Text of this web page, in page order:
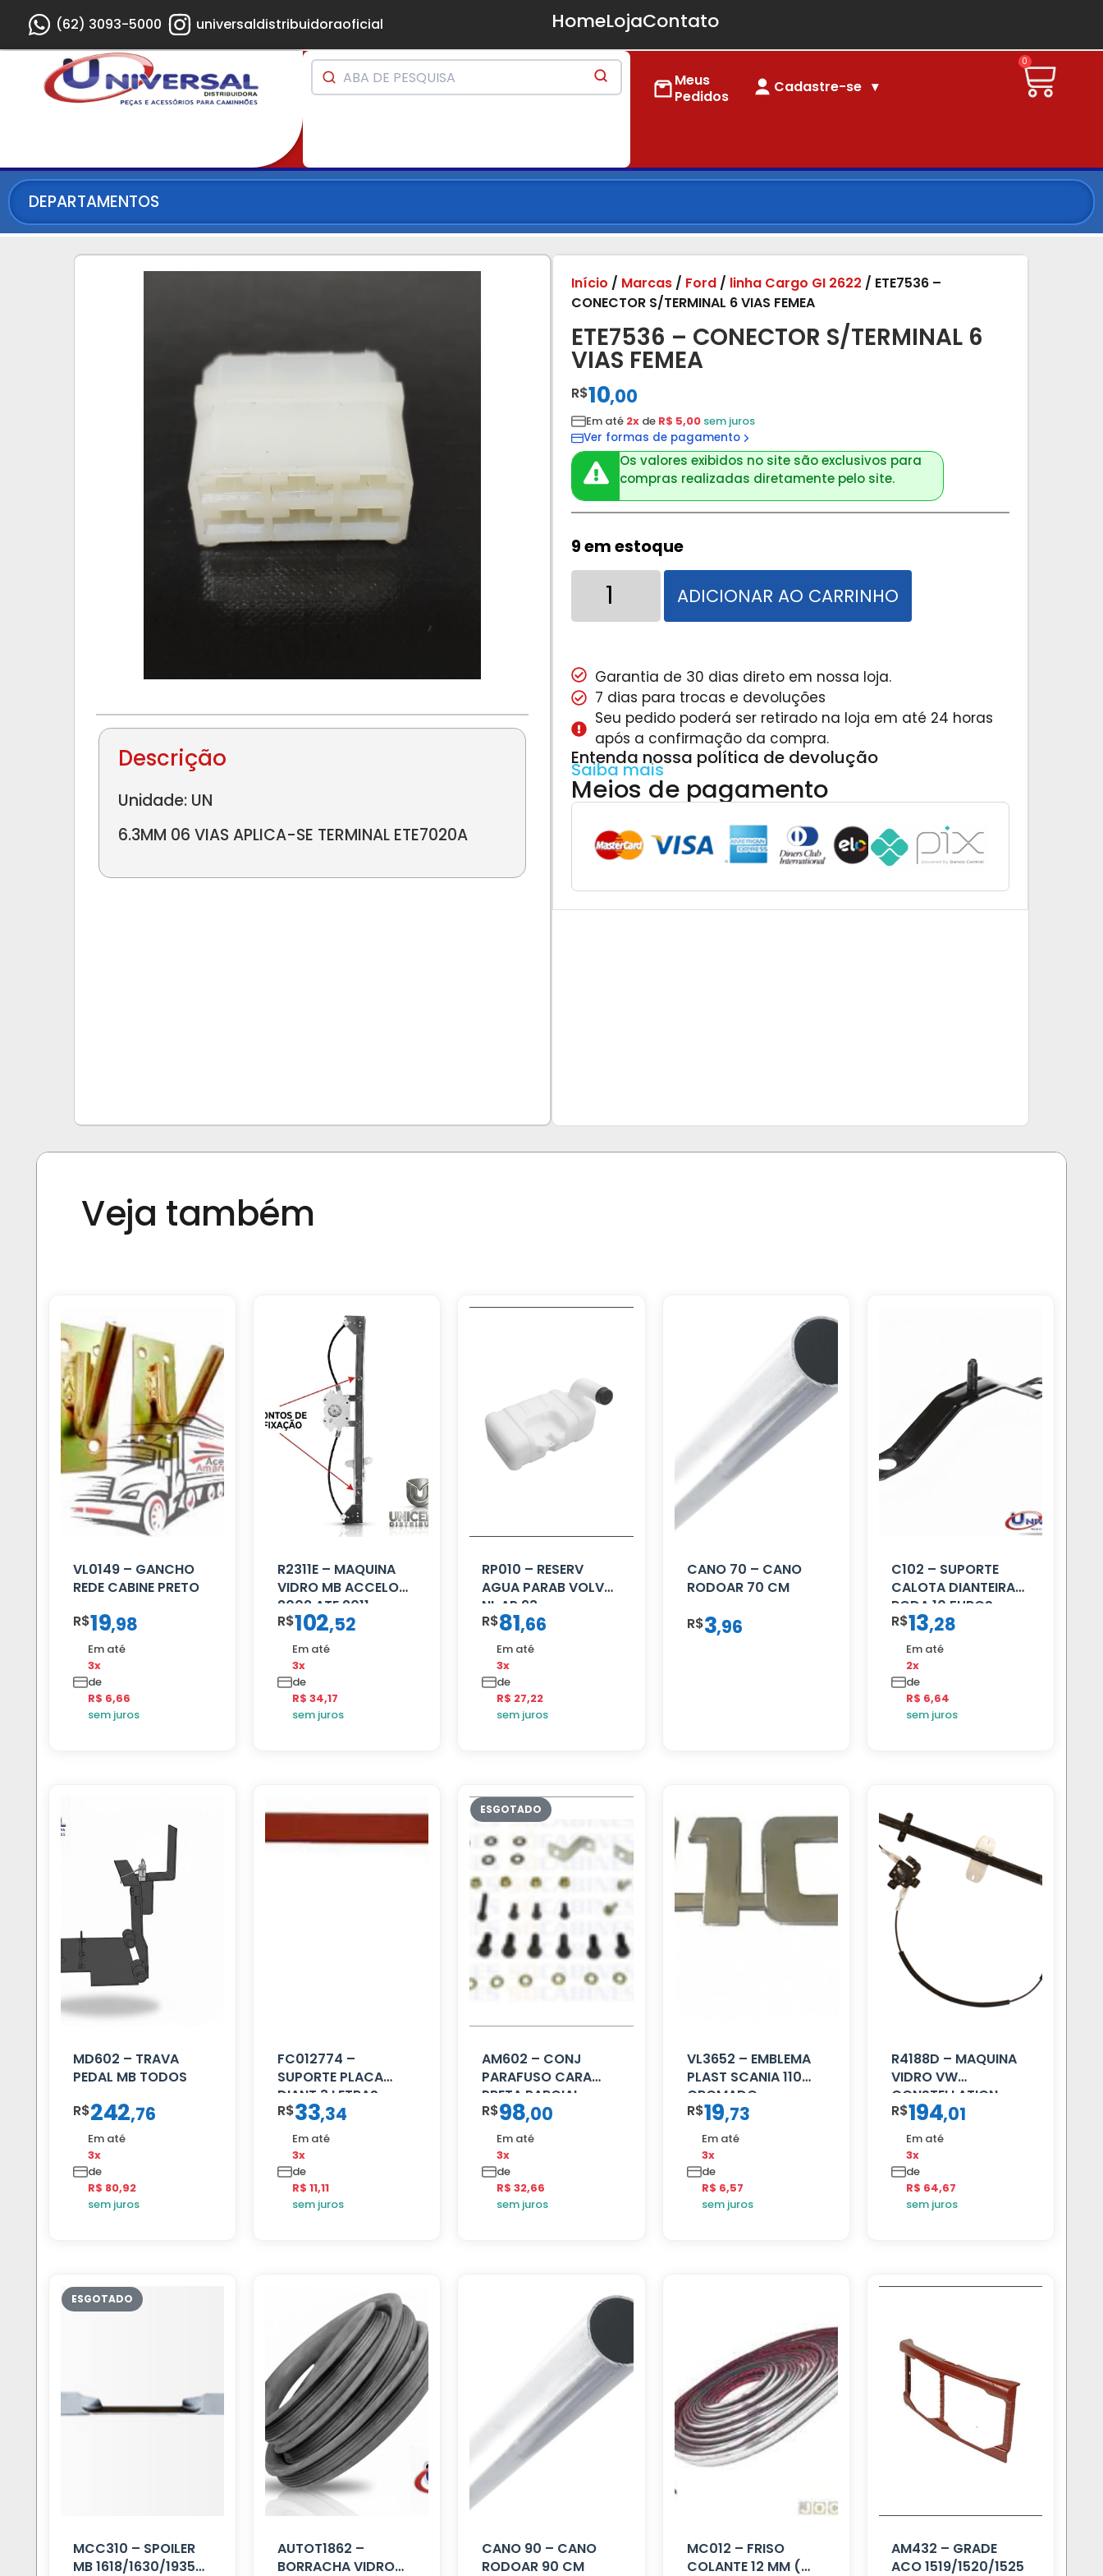
(62) 3093-5000 universaldistribuidoraoficial HomeLojaContato
Meus
Pedidos
Cadastre-se
0
DEPARTAMENTOS
Descrição
Unidade: UN
6.3MM 06 VIAS APLICA-SE TERMINAL ETE7020A
ETE7536 – CONECTOR S/TERMINAL 6
VIAS FEMEA
Início / Marcas / Ford / linha Cargo GI 2622 / ETE7536 –
CONECTOR S/TERMINAL 6 VIAS FEMEA
R$10,00
Em até 2x de R$ 5,00 sem juros
Ver formas de pagamento
Os valores exibidos no site são exclusivos para
compras realizadas diretamente pelo site.
9 em estoque
ADICIONAR AO CARRINHO
Garantia de 30 dias direto em nossa loja.
7 dias para trocas e devoluções
Seu pedido poderá ser retirado na loja em até 24 horas
após a confirmação da compra.
Entenda nossa política de devolução
Saiba mais
Meios de pagamento
Veja também
VL0149 – GANCHO
REDE CABINE PRETO
R$19,98
Em até
3x
de
R$ 6,66
sem juros
R2311E – MAQUINA
VIDRO MB ACCELO
2002 ATE 2011
S/MOTOR LE
R$102,52
Em até
3x
de
R$ 34,17
sem juros
RP010 – RESERV
AGUA PARAB VOLVO
NL AP 93
R$81,66
Em até
3x
de
R$ 27,22
sem juros
CANO 70 – CANO
RODOAR 70 CM
R$3,96
C102 – SUPORTE
CALOTA DIANTEIRA
RODA 10 FUROS
R$13,28
Em até
2x
de
R$ 6,64
sem juros
MD602 – TRAVA
PEDAL MB TODOS
R$242,76
Em até
3x
de
R$ 80,92
sem juros
FC012774 –
SUPORTE PLACA
DIANT 3 LETRAS
REFORCADO
R$33,34
Em até
3x
de
R$ 11,11
sem juros
AM602 – CONJ
PARAFUSO CARA
PRETA PARCIAL
R$98,00
Em até
3x
de
R$ 32,66
sem juros
VL3652 – EMBLEMA
PLAST SCANIA 110
CROMADO
R$19,73
Em até
3x
de
R$ 6,57
sem juros
R4188D – MAQUINA
VIDRO VW
CONSTELLATION
MANUAL LD
R$194,01
Em até
3x
de
R$ 64,67
sem juros
MCC310 – SPOILER
MB 1618/1630/1935
AUTOT1862 –
BORRACHA VIDRO
CANO 90 – CANO
RODOAR 90 CM
MC012 – FRISO
COLANTE 12 MM (
AM432 – GRADE
ACO 1519/1520/1525